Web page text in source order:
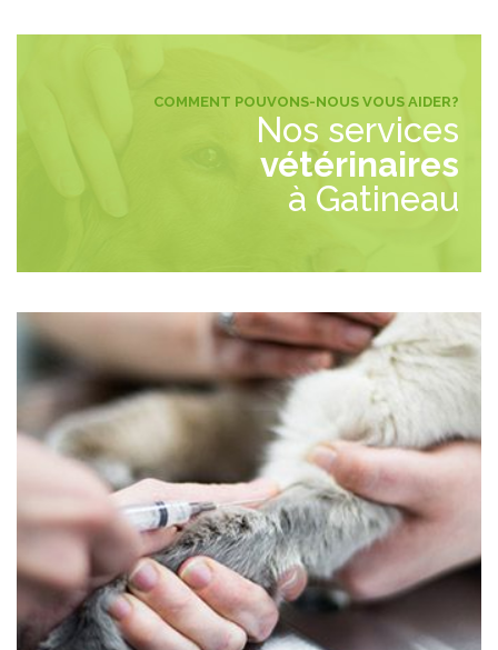
COMMENT POUVONS-NOUS VOUS AIDER?
Nos services
vétérinaires
à Gatineau